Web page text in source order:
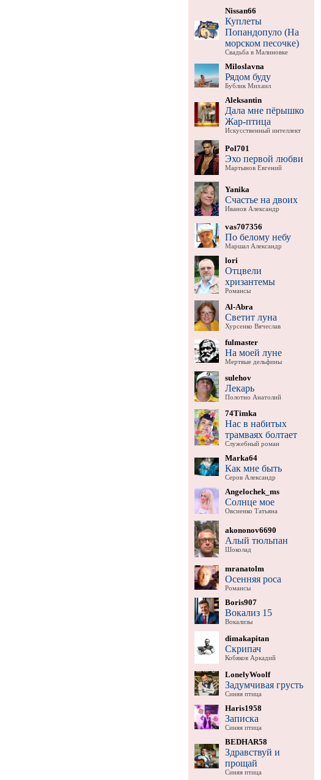
Nissan66
Куплеты
Попандопуло (На
морском песочке)
Свадьба в Малиновке
Miloslavna
Рядом буду
Бублик Михаил
Aleksantin
Дала мне пёрышко
Жар-птица
Искусственный интеллект
Pol701
Эхо первой любви
Мартынов Евгений
Yanika
Счастье на двоих
Иванов Александр
vas707356
По белому небу
Маршал Александр
lori
Отцвели
хризантемы
Романсы
Al-Abra
Светит луна
Хурсенко Вячеслав
fulmaster
На моей луне
Мертвые дельфины
sulehov
Лекарь
Полотно Анатолий
74Timka
Нас в набитых
трамваях болтает
Служебный роман
Marka64
Как мне быть
Серов Александр
Angelochek_ms
Солнце мое
Овсиенко Татьяна
akononov6690
Алый тюльпан
Шоколад
mranatolm
Осенняя роса
Романсы
Boris907
Вокализ 15
Вокализы
dimakapitan
Скрипач
Кобяков Аркадий
LonelyWoolf
Задумчивая грусть
Синяя птица
Haris1958
Записка
Синяя птица
BEDHAR58
Здравствуй и
прощай
Синяя птица